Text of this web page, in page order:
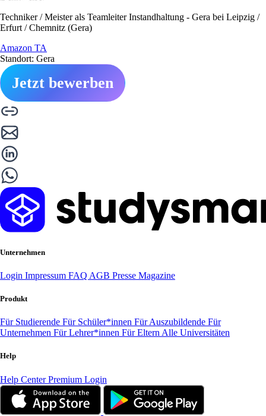
Techniker / Meister als Teamleiter Instandhaltung - Gera bei Leipzig /
Erfurt / Chemnitz (Gera)
Amazon TA
Standort: Gera
Jetzt bewerben
Unternehmen
Login Impressum FAQ AGB Presse Magazine
Produkt
Für Studierende Für Schüler*innen Für Auszubildende Für
Unternehmen Für Lehrer*innen Für Eltern Alle Universitäten
Help
Help CenterPremium Login